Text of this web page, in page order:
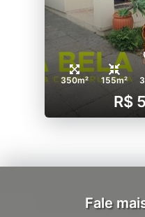
350m² 155m²
R$
Fale